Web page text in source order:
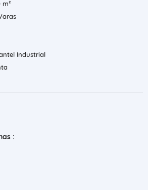
m²
Industrial
: